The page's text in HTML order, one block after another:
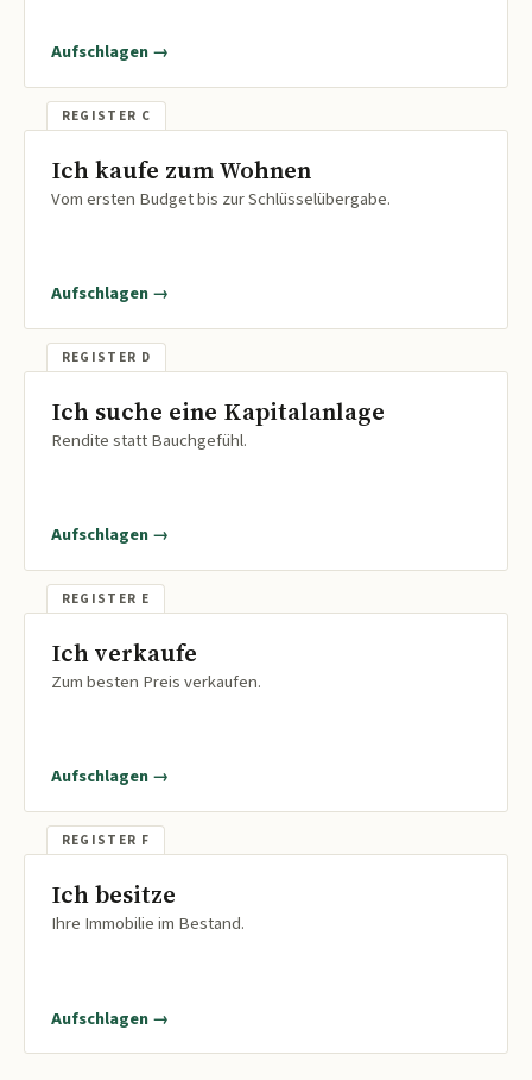
Aufschlagen →
Ich kaufe zum Wohnen
Vom ersten Budget bis zur Schlüsselübergabe.
Aufschlagen →
Ich suche eine Kapitalanlage
Rendite statt Bauchgefühl.
Aufschlagen →
Ich verkaufe
Zum besten Preis verkaufen.
Aufschlagen →
Ich besitze
Ihre Immobilie im Bestand.
Aufschlagen →